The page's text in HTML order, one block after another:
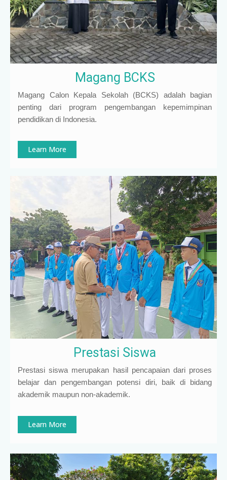
Magang BCKS
Magang Calon Kepala Sekolah (BCKS) adalah bagian
penting dari program pengembangan kepemimpinan
pendidikan di Indonesia.
Learn More
Prestasi Siswa
Prestasi siswa merupakan hasil pencapaian dari proses
belajar dan pengembangan potensi diri, baik di bidang
akademik maupun non-akademik.
Learn More